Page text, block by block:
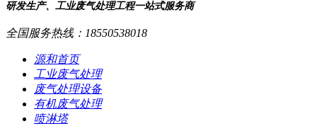
研发生产、工业废气处理工程一站式服务商
全国服务热线： 18550538018
源和首页
工业废气处理
废气处理设备
有机废气处理
喷淋塔